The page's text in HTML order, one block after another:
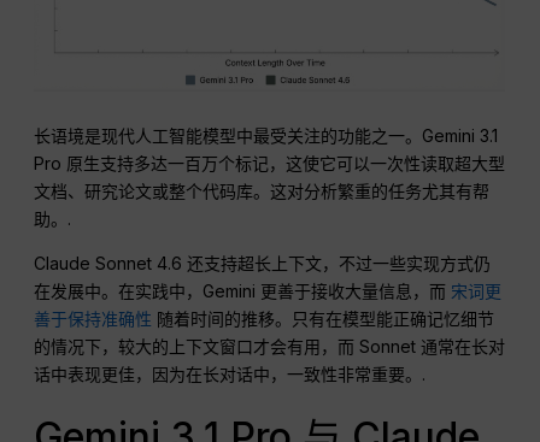
长语境是现代人工智能模型中最受关注的功能之一。Gemini 3.1
Pro 原生支持多达一百万个标记，这使它可以一次性读取超大型
文档、研究论文或整个代码库。这对分析繁重的任务尤其有帮
助。.
Claude Sonnet 4.6 还支持超长上下文，不过一些实现方式仍
在发展中。在实践中，Gemini 更善于接收大量信息，而 宋词更
善于保持准确性 随着时间的推移。只有在模型能正确记忆细节
的情况下，较大的上下文窗口才会有用，而 Sonnet 通常在长对
话中表现更佳，因为在长对话中，一致性非常重要。.